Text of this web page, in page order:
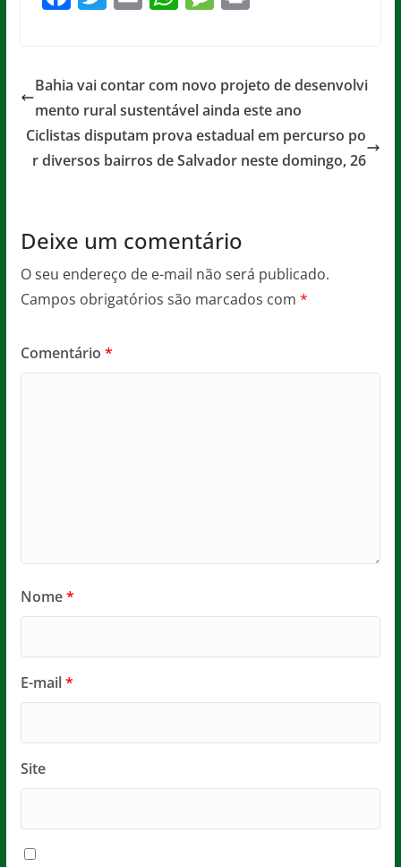
e
b
o
o
er l s
A
p
p
a
g
e
Bahia vai contar com novo projeto de desenvolvi
mento rural sustentável ainda este ano
Ciclistas disputam prova estadual em percurso po
r diversos bairros de Salvador neste domingo, 26
Deixe um comentário
O seu endereço de e-mail não será publicado.
Campos obrigatórios são marcados com *
Comentário *
Nome*
E-mail*
Site